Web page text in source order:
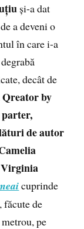
și-a dat
a deveni o
în care i-a
decât de
Qreator by
de autor
Virginia
cuprinde
făcute de
pe